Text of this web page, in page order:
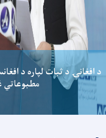
د افغانۍ د ثبات لپاره د
مطبوعاتي